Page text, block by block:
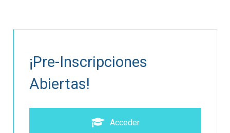
¡Pre-Inscripciones
Abiertas!
Acceder